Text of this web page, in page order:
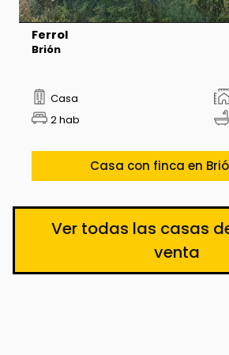
Ferrol
Brión
Casa
2 hab
Casa con finca en
Ver todas las casas
venta